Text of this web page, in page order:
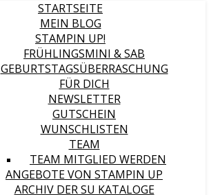
STARTSEITE
MEIN BLOG
STAMPIN UP!
FRÜHLINGSMINI & SAB
GEBURTSTAGSÜBERRASCHUNG
FÜR DICH
NEWSLETTER
GUTSCHEIN
WUNSCHLISTEN
TEAM
TEAM MITGLIED WERDEN
ANGEBOTE VON STAMPIN UP
ARCHIV DER SU KATALOGE